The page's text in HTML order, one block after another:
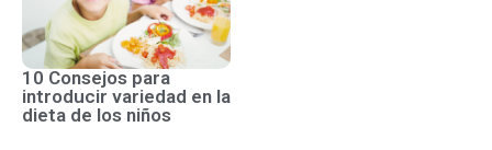
10 Consejos para
introducir variedad en la
dieta de los niños